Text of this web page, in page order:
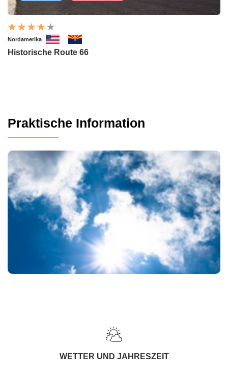
Nordamerika
Historische Route 66
Praktische Information
WETTER UND JAHRESZEIT